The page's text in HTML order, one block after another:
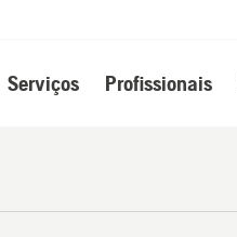
Serviços Profissionais